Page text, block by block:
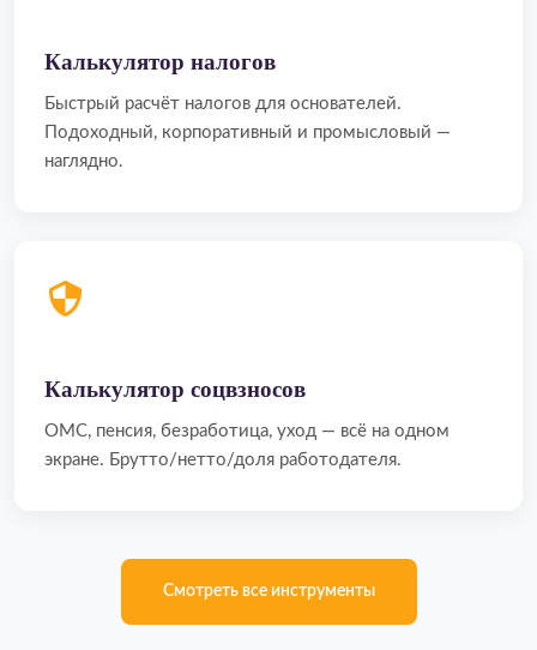
Калькулятор налогов
Быстрый расчёт налогов для основателей.
Подоходный, корпоративный и промысловый —
наглядно.
Калькулятор соцвзносов
ОМС, пенсия, безработица, уход — всё на одном
экране. Брутто/нетто/доля работодателя.
Смотреть все инструменты